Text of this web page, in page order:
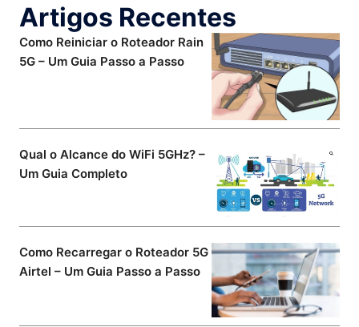
Artigos Recentes
Como Reiniciar o Roteador Rain
5G – Um Guia Passo a Passo
Qual o Alcance do WiFi 5GHz? –
Um Guia Completo
Como Recarregar o Roteador 5G
Airtel – Um Guia Passo a Passo